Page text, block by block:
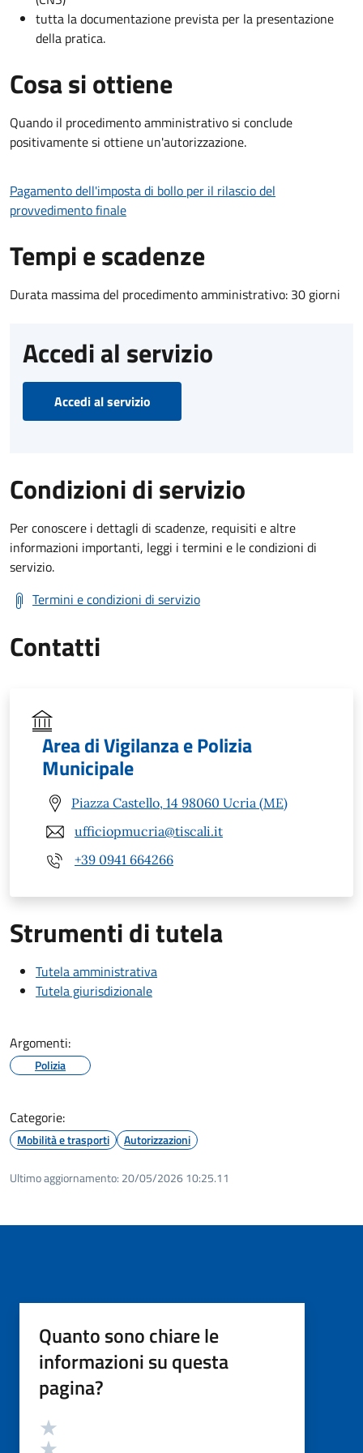
tutta la documentazione prevista per la presentazione
della pratica.
Cosa si ottiene
Quando il procedimento amministrativo si conclude
positivamente si ottiene un'autorizzazione.
Pagamento dell'imposta di bollo per il rilascio del
provvedimento finale
Tempi e scadenze
Durata massima del procedimento amministrativo: 30 giorni
Accedi al servizio
Accedi al servizio
Condizioni di servizio
Per conoscere i dettagli di scadenze, requisiti e altre
informazioni importanti, leggi i termini e le condizioni di
servizio.
Termini e condizioni di servizio
Contatti
Area di Vigilanza e Polizia
Municipale
Piazza Castello, 14 98060 Ucria (ME)
ufficiopmucria@tiscali.it
+39 0941 664266
Strumenti di tutela
Tutela amministrativa
Tutela giurisdizionale
Argomenti:
Polizia
Categorie:
Mobilità e trasporti Autorizzazioni
Ultimo aggiornamento: 20/05/2026 10:25.11
Quanto sono chiare le
informazioni su questa
pagina?
Valutazione